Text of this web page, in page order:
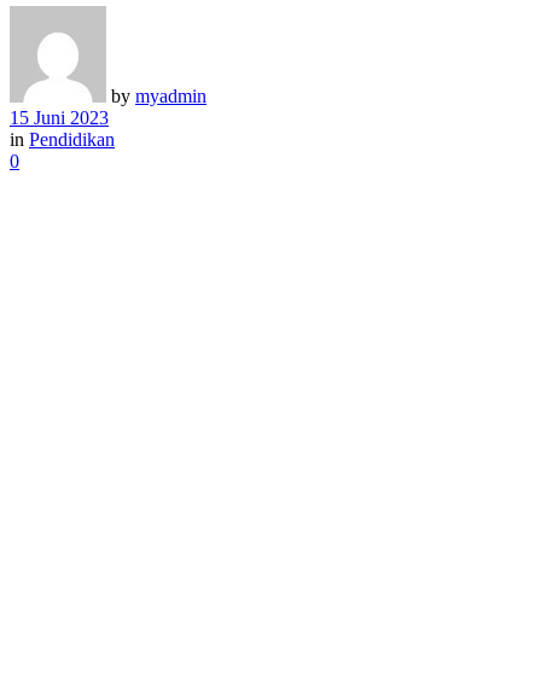
by myadmin
15 Juni 2023
in Pendidikan
0